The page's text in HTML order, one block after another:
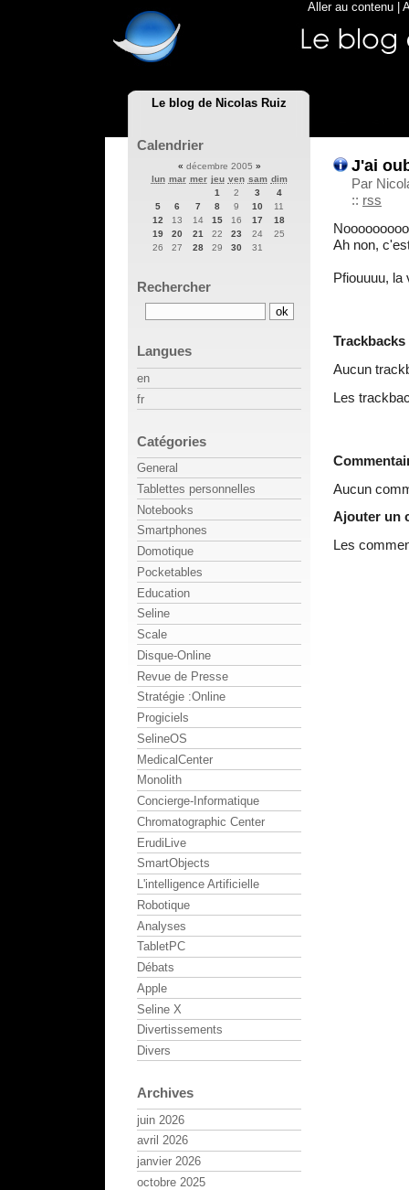
Le blog de Nicolas Ruiz
Aller au contenu
J'ai
Par
:: rss
Ah non,
Pfiouuuu, la
Trackbacks
Aucun
Les
Aucun
Ajouter un
Les
Calendrier
« décembre 2005 »
lun mar mer jeu ven sam dim
1
2 3
4
5
6 7 8 9 10
11
12
13 14 15 16 17
18
19
20 21 22 23 24
25
26
27 28 29 30 31
Rechercher
Langues
en
fr
Catégories
General
Tablettes personnelles
Notebooks
Smartphones
Domotique
Pocketables
Education
Seline
Scale
Disque-Online
Revue de Presse
Stratégie :Online
Progiciels
SelineOS
MedicalCenter
Monolith
Concierge-Informatique
Chromatographic Center
ErudiLive
SmartObjects
L'intelligence Artificielle
Robotique
Analyses
TabletPC
Débats
Apple
Seline X
Divertissements
Divers
Archives
juin 2026
avril 2026
janvier 2026
octobre 2025